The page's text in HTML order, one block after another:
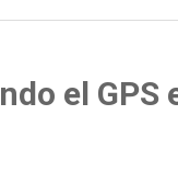
el GPS